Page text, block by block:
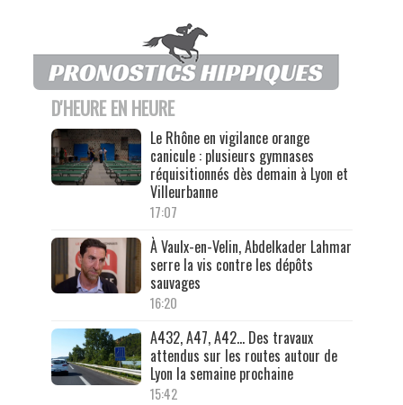
D'HEURE EN HEURE
Le Rhône en vigilance orange
canicule : plusieurs gymnases
réquisitionnés dès demain à Lyon et
Villeurbanne
17:07
À Vaulx-en-Velin, Abdelkader Lahmar
serre la vis contre les dépôts
sauvages
16:20
A432, A47, A42… Des travaux
attendus sur les routes autour de
Lyon la semaine prochaine
15:42